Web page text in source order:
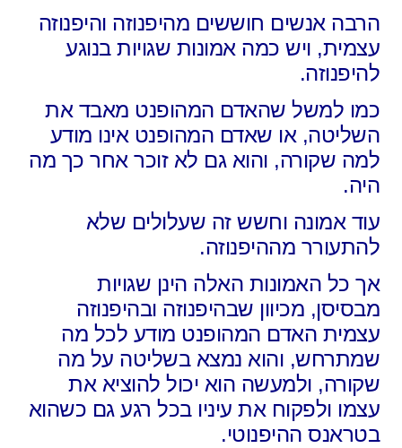
הרבה אנשים חוששים מהיפנוזה והיפנוזה
עצמית, ויש כמה אמונות שגויות בנוגע
להיפנוזה.
כמו למשל שהאדם המהופנט מאבד את
השליטה, או שאדם המהופנט אינו מודע
למה שקורה, והוא גם לא זוכר אחר כך מה
היה.
עוד אמונה וחשש זה שעלולים שלא
להתעורר מההיפנוזה.
אך כל האמונות האלה הינן שגויות
מבסיסן, מכיוון שבהיפנוזה ובהיפנוזה
עצמית האדם המהופנט מודע לכל מה
שמתרחש, והוא נמצא בשליטה על מה
שקורה, ולמעשה הוא יכול להוציא את
עצמו ולפקוח את עיניובכל רגע גם כשהוא
בטראנס ההיפנוטי.